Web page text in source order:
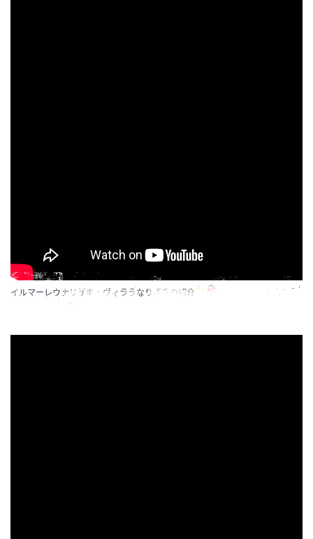
イルマーレウナリザキ・ヴィラうなりざきの紹介